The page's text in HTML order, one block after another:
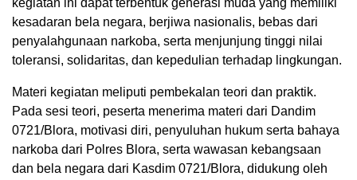
kegiatan ini dapat terbentuk generasi muda yang memiliki
kesadaran bela negara, berjiwa nasionalis, bebas dari
penyalahgunaan narkoba, serta menjunjung tinggi nilai
toleransi, solidaritas, dan kepedulian terhadap lingkungan.
Materi kegiatan meliputi pembekalan teori dan praktik.
Pada sesi teori, peserta menerima materi dari Dandim
0721/Blora, motivasi diri, penyuluhan hukum serta bahaya
narkoba dari Polres Blora, serta wawasan kebangsaan
dan bela negara dari Kasdim 0721/Blora, didukung oleh